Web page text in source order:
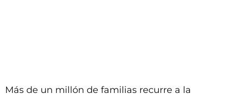
Más de un millón de familias recurre a la